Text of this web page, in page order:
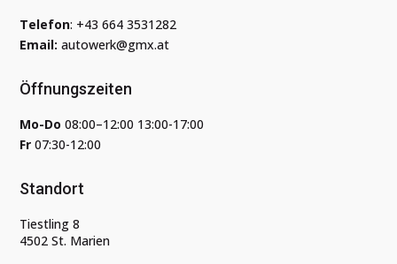
Telefon: +43 664 3531282
Email: autowerk@gmx.at
Öffnungszeiten
Mo-Do 08:00–12:00 13:00-17:00
Fr 07:30-12:00
Standort
Tiestling 8
4502 St. Marien